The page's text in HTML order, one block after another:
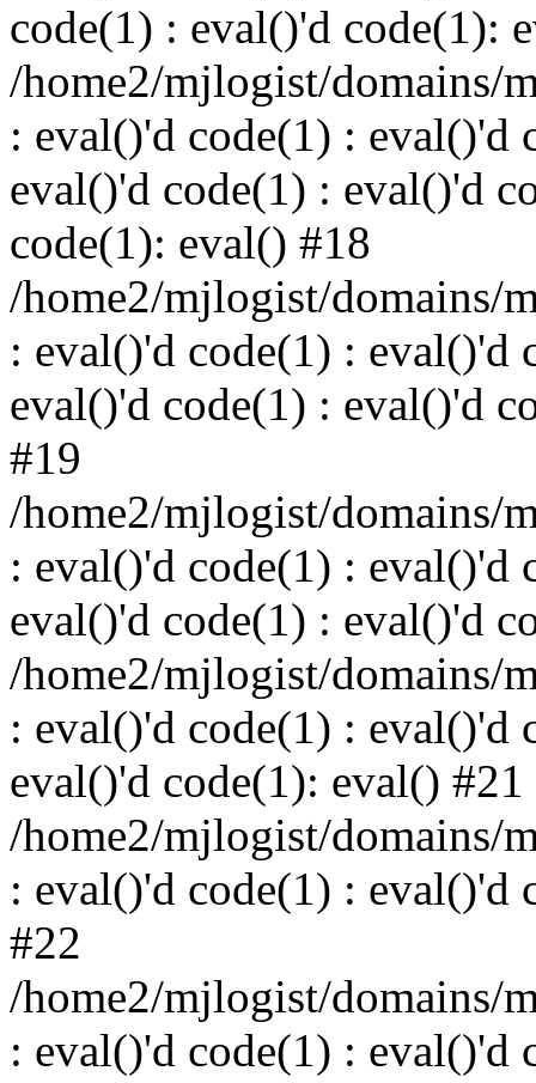
code(1) : eval()'d code(1):
/home2/mjlogist/domains/
: eval()'d code(1) : eval()'d
eval()'d code(1) : eval()'d
code(1): eval() #18
/home2/mjlogist/domains/
: eval()'d code(1) : eval()'d
eval()'d code(1) : eval()'d
#19
/home2/mjlogist/domains/
: eval()'d code(1) : eval()'d
eval()'d code(1) : eval()'d
/home2/mjlogist/domains/
: eval()'d code(1) : eval()'d
eval()'d code(1): eval() #21
/home2/mjlogist/domains/
: eval()'d code(1) : eval()'d
#22
/home2/mjlogist/domains/
: eval()'d code(1) : eval()'d